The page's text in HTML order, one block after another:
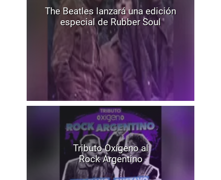
The Beatles lanzará una edición
especial de Rubber Soul
Tributo Oxígeno al
Rock Argentino